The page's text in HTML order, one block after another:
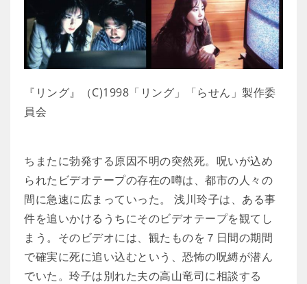
『リング』（C)1998「リング」「らせん」製作委
員会
ちまたに勃発する原因不明の突然死。呪いが込め
られたビデオテープの存在の噂は、都市の人々の
間に急速に広まっていった。 浅川玲子は、ある事
件を追いかけるうちにそのビデオテープを観てし
まう。そのビデオには、観たものを７日間の期間
で確実に死に追い込むという、恐怖の呪縛が潜ん
でいた。玲子は別れた夫の高山竜司に相談する